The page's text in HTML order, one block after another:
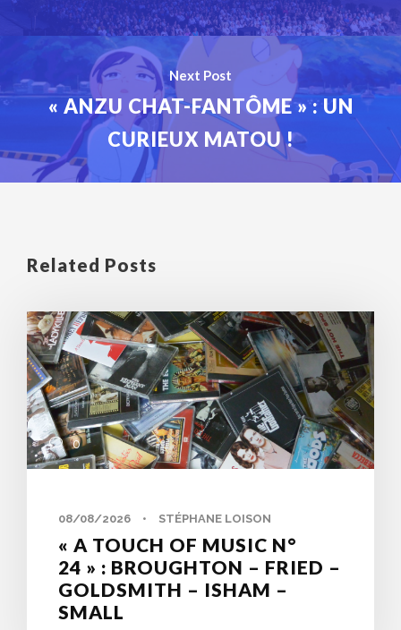
Next Post
« ANZU CHAT-FANTÔME » : UN
CURIEUX MATOU !
Related Posts
0
08/08/2026 • STÉPHANE LOISON
« A TOUCH OF MUSIC N°
24 » : BROUGHTON – FRIED –
GOLDSMITH – ISHAM –
SMALL